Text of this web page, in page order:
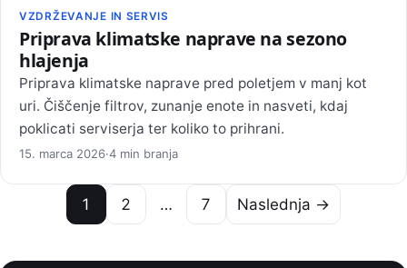
VZDRŽEVANJE IN SERVIS
Priprava klimatske naprave na sezono
hlajenja
Priprava klimatske naprave pred poletjem v manj kot
uri. Čiščenje filtrov, zunanje enote in nasveti, kdaj
poklicati serviserja ter koliko to prihrani.
15. marca 2026·4 min branja
1 2 … 7 Naslednja →